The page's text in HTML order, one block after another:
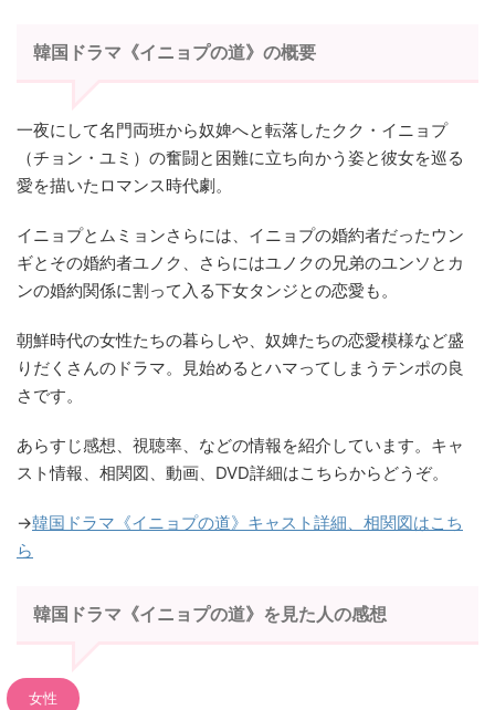
韓国ドラマ《イニョプの道》の概要
一夜にして名門両班から奴婢へと転落したクク・イニョプ
（チョン・ユミ）の奮闘と困難に立ち向かう姿と彼女を巡る
愛を描いたロマンス時代劇。
イニョプとムミョンさらには、イニョプの婚約者だったウン
ギとその婚約者ユノク、さらにはユノクの兄弟のユンソとカ
ンの婚約関係に割って入る下女タンジとの恋愛も。
朝鮮時代の女性たちの暮らしや、奴婢たちの恋愛模様など盛
りだくさんのドラマ。見始めるとハマってしまうテンポの良
さです。
あらすじ感想、視聴率、などの情報を紹介しています。キャ
スト情報、相関図、動画、DVD詳細はこちらからどうぞ。
→韓国ドラマ《イニョプの道》キャスト詳細、相関図はこち
ら
韓国ドラマ《イニョプの道》を見た人の感想
女性